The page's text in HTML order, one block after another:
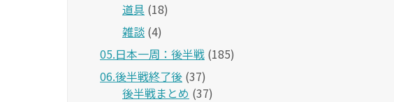
道具 (18)
雑談 (4)
05.日本一周：後半戦 (185)
06.後半戦終了後 (37)
後半戦まとめ (37)